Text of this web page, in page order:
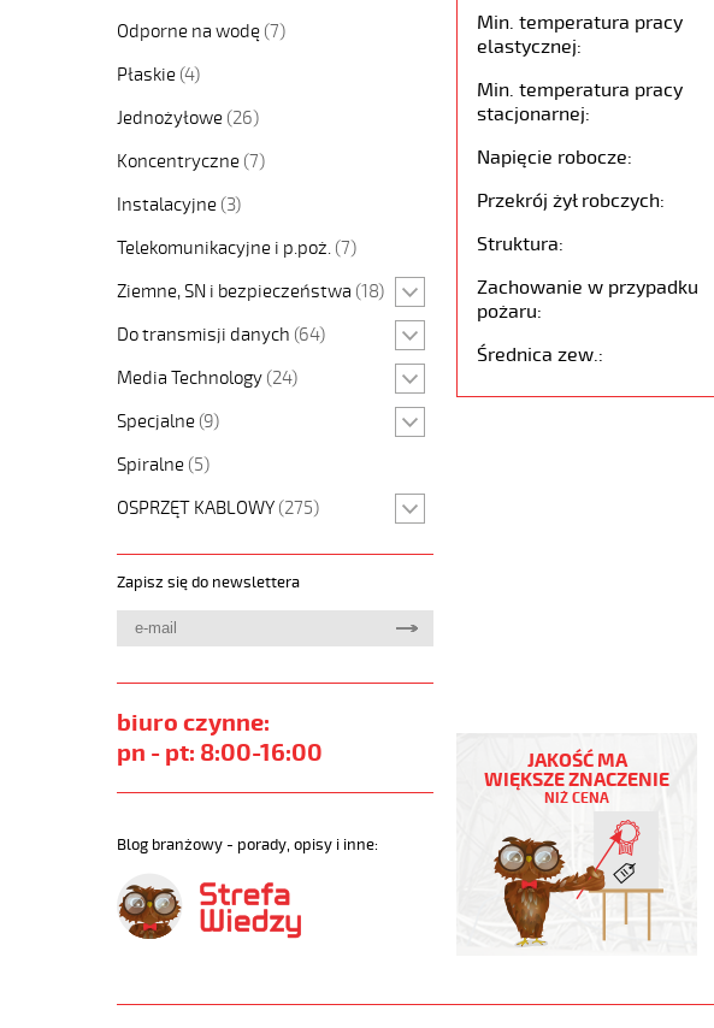
Odporne na wodę (7)
Płaskie (4)
Jednożyłowe (26)
Koncentryczne (7)
Instalacyjne (3)
Telekomunikacyjne i p.poż. (7)
Ziemne, SN i bezpieczeństwa (18)
Do transmisji danych (64)
Media Technology (24)
Specjalne (9)
Spiralne (5)
OSPRZĘT KABLOWY (275)
Zapisz się do newslettera
biuro czynne:
pn - pt: 8:00-16:00
Blog branżowy - porady, opisy i inne:
Min. temperatura pracy
elastycznej:
Min. temperatura pracy
stacjonarnej:
Napięcie robocze:
Przekrój żył robczych:
Struktura:
Zachowanie w przypadku
pożaru:
Średnica zew.:
10x1
Kabel
300/500V
czarne
numerowane
https://www.static.helukabel-
500.jpg
JAKOŚĆ MA
WIĘKSZE ZNACZENIE
NIŻ CENA